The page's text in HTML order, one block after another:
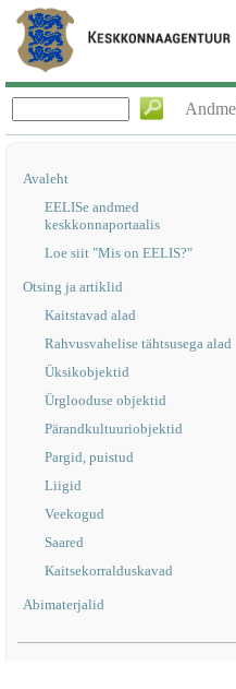
Avaleht
EELISe andmed
keskkonnaportaalis
Loe siit "Mis on EELIS?"
Otsing ja artiklid
Kaitstavad alad
Rahvusvahelise tähtsusega alad
Üksikobjektid
Ürglooduse objektid
Pärandkultuuriobjektid
Pargid, puistud
Liigid
Veekogud
Saared
Kaitsekorralduskavad
Abimaterjalid